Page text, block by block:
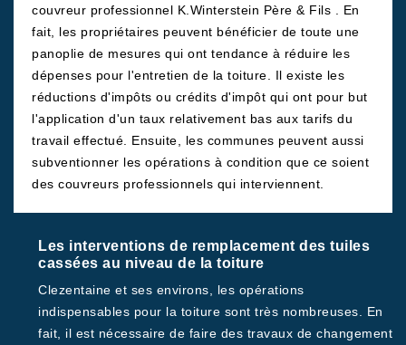
couvreur professionnel K.Winterstein Père & Fils . En
fait, les propriétaires peuvent bénéficier de toute une
panoplie de mesures qui ont tendance à réduire les
dépenses pour l'entretien de la toiture. Il existe les
réductions d'impôts ou crédits d'impôt qui ont pour but
l'application d'un taux relativement bas aux tarifs du
travail effectué. Ensuite, les communes peuvent aussi
subventionner les opérations à condition que ce soient
des couvreurs professionnels qui interviennent.
Les interventions de remplacement des tuiles
cassées au niveau de la toiture
Clezentaine et ses environs, les opérations
indispensables pour la toiture sont très nombreuses. En
fait, il est nécessaire de faire des travaux de changement